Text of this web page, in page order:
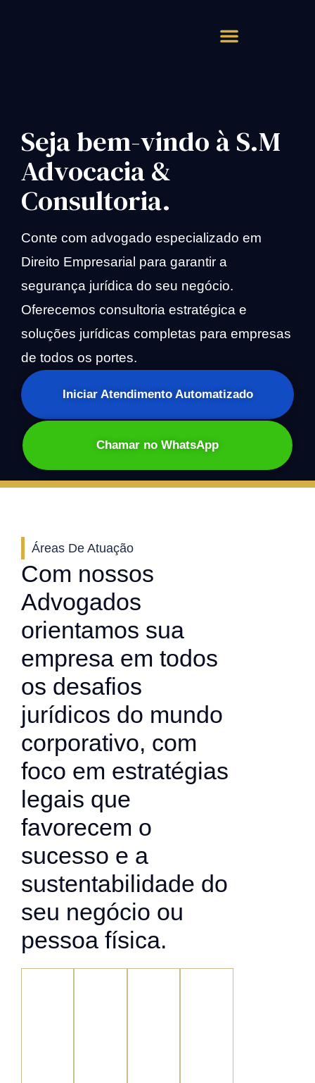
Seja bem-vindo à S.M
Advocacia &
Consultoria.
Conte com advogado especializado em
Direito Empresarial para garantir a
segurança jurídica do seu negócio.
Oferecemos consultoria estratégica e
soluções jurídicas completas para empresas
de todos os portes.
Iniciar Atendimento Automatizado
Chamar no WhatsApp
Áreas De Atuação
Com nossos
Advogados
orientamos sua
empresa em todos
os desafios
jurídicos do mundo
corporativo, com
foco em estratégias
legais que
favorecem o
sucesso e a
sustentabilidade do
seu negócio ou
pessoa física.